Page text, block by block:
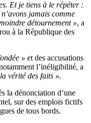
Et je tiens à le répéter :
jamais comme
détournement », a
à la République des
» et des accusations
l’inéligibilité, a
vérité des faits ».
la dénonciation d’une
sur des emplois fictifs
de tous bords.